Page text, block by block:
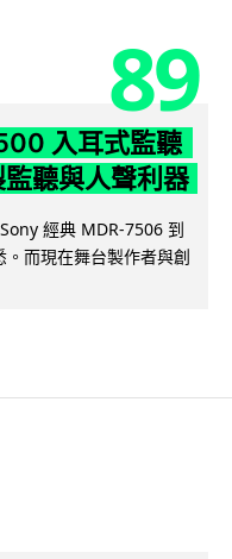
89
入耳式監聽
聽與人聲利器
經典 MDR-7506 到
而現在舞台製作者與創